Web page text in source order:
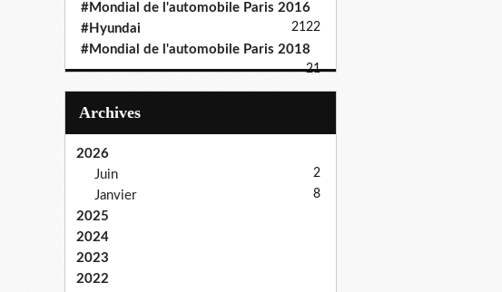
#Mondial de l'automobile Paris 2016
22
#Hyundai 21
#Mondial de l'automobile Paris 2018
21
Archives
2026
Juin
2
Janvier 8
2025
2024
2023
2022